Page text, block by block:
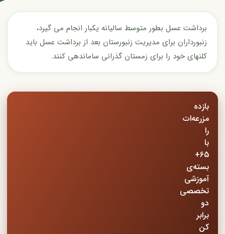
برداشت عسل بطور متوسط سالیانه یکبار انجام می گیرد،
زنبورداران برای مدیریت زنبورستان بعد از برداشت عسل باید
کلنهای خود را برای زمستان گذرانی ساماندهی کنند.
بازده
مزرعه‌ات
را
با
65+
بسته‌ی
آموزشی
تخصصی
دو
برابر
کن